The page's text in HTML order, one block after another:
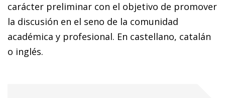
carácter preliminar con el objetivo de promover
la discusión en el seno de la comunidad
académica y profesional. En castellano, catalán
o inglés.